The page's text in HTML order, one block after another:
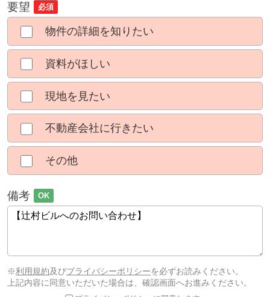
要望 必須
物件の詳細を知りたい
資料がほしい
現地を見たい
不動産会社に行きたい
その他
備考 OK
※利用規約及びプライバシーポリシーを必ずお読みください。
上記内容に同意いただいた場合は、確認画面へお進みください。